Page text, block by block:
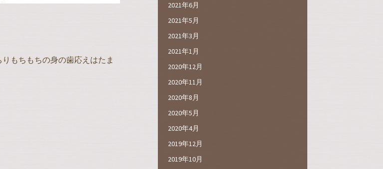
もちもちの身の歯応えはたま
2021年6月
2021年5月
2021年3月
2021年1月
2020年12月
2020年11月
2020年8月
2020年5月
2020年4月
2019年12月
2019年10月